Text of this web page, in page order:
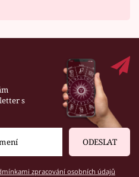
s
ODESLAT
zpracování osobních údajů